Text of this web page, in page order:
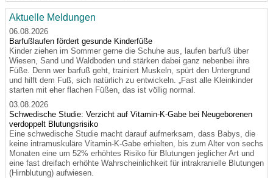
Aktuelle Meldungen
06.08.2026
Barfußlaufen fördert gesunde Kinderfüße
Kinder ziehen im Sommer gerne die Schuhe aus, laufen barfuß über
Wiesen, Sand und Waldboden und stärken dabei ganz nebenbei ihre
Füße. Denn wer barfuß geht, trainiert Muskeln, spürt den Untergrund
und hilft dem Fuß, sich natürlich zu entwickeln. „Fast alle Kleinkinder
starten mit eher flachen Füßen, das ist völlig normal.
03.08.2026
Schwedische Studie: Verzicht auf Vitamin-K-Gabe bei Neugeborenen
verdoppelt Blutungsrisiko
Eine schwedische Studie macht darauf aufmerksam, dass Babys, die
keine intramuskuläre Vitamin-K-Gabe erhielten, bis zum Alter von sechs
Monaten eine um 52% erhöhtes Risiko für Blutungen jeglicher Art und
eine fast dreifach erhöhte Wahrscheinlichkeit für intrakranielle Blutungen
(Hirnblutung) aufwiesen.